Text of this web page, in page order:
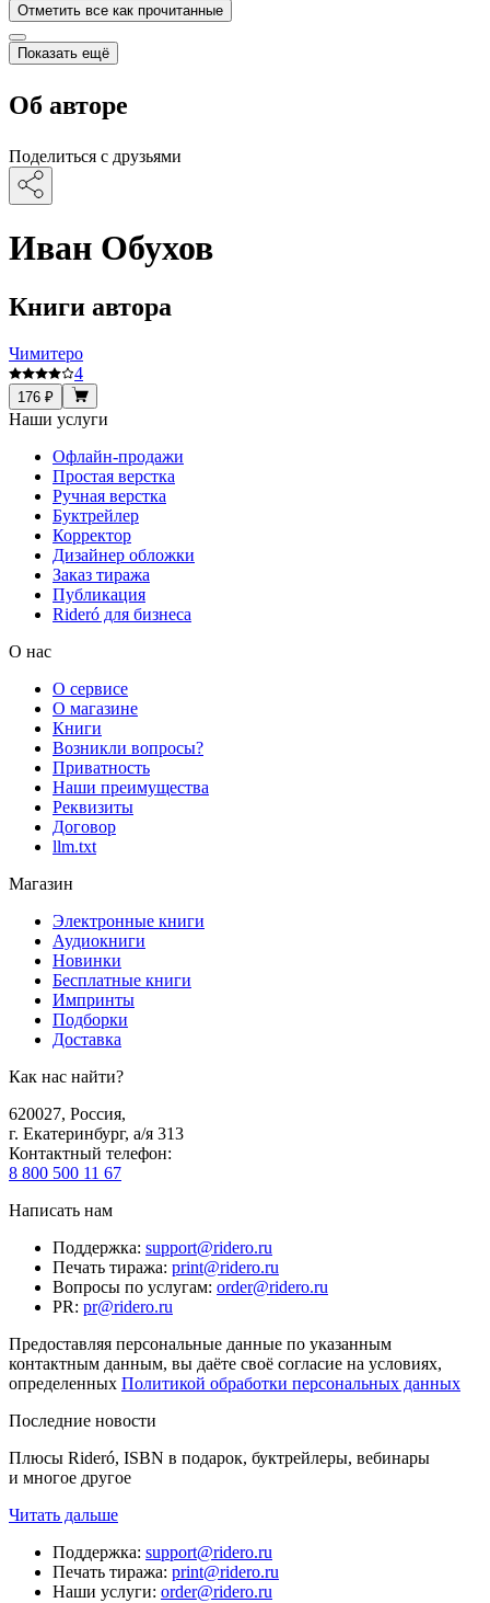
Отметить все как прочитанные
Показать ещё
Об авторе
Поделиться с друзьями
Иван Обухов
Книги автора
Чимитеро
4
176 ₽
Наши услуги
Офлайн-продажи
Простая верстка
Ручная верстка
Буктрейлер
Корректор
Дизайнер обложки
Заказ тиража
Публикация
Rideró для бизнеса
О нас
О сервисе
О магазине
Книги
Возникли вопросы?
Приватность
Наши преимущества
Реквизиты
Договор
llm.txt
Магазин
Электронные книги
Аудиокниги
Новинки
Бесплатные книги
Импринты
Подборки
Доставка
Как нас найти?
620027, Россия,
г. Екатеринбург, а/я 313
Контактный телефон:
8 800 500 11 67
Написать нам
Поддержка: support@ridero.ru
Печать тиража: print@ridero.ru
Вопросы по услугам: order@ridero.ru
PR: pr@ridero.ru
Предоставляя персональные данные по указанным
контактным данным, вы даёте своё согласие на условиях,
определенных Политикой обработки персональных данных
Последние новости
Плюсы Rideró, ISBN в подарок, буктрейлеры, вебинары
и многое другое
Читать дальше
Поддержка: support@ridero.ru
Печать тиража: print@ridero.ru
Наши услуги: order@ridero.ru